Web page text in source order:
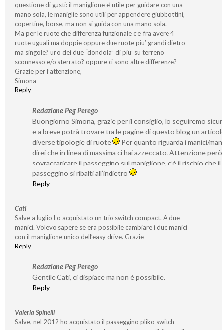
questione di gusti: il maniglione e’ utile per guidare con una
mano sola, le maniglie sono utili per appendere giubbottini,
copertine, borse, ma non si guida con una mano sola.
Ma per le ruote che differenza funzionale c’e’ fra avere 4
ruote uguali ma doppie oppure due ruote piu’ grandi dietro
ma singole? uno dei due “dondola” di piu’ su terreno
sconnesso e/o sterrato? oppure ci sono altre differenze?
Grazie per l’attenzione,
Simona
Reply
Redazione Peg Perego
Buongiorno Simona, grazie per il consiglio, lo seguiremo
e a breve potrà trovare tra le pagine di questo blog un
diverse tipologie di ruote
Per quanto riguarda i manici/
direi che in linea di massima ci hai azzeccato. Attenzione
sovraccaricare il passeggino sul maniglione, c’è il rischio che il
passeggino si ribalti all’indietro
Reply
Cati
Salve a luglio ho acquistato un trio switch compact. A due
manici. Volevo sapere se era possibile cambiare i due manici
con il maniglione unico dell’easy drive. Grazie
Reply
Redazione Peg Perego
Gentile Cati, ci dispiace ma non è possibile.
Reply
Valeria Spinelli
Salve, nel 2012 ho acquistato il passeggino pliko switch